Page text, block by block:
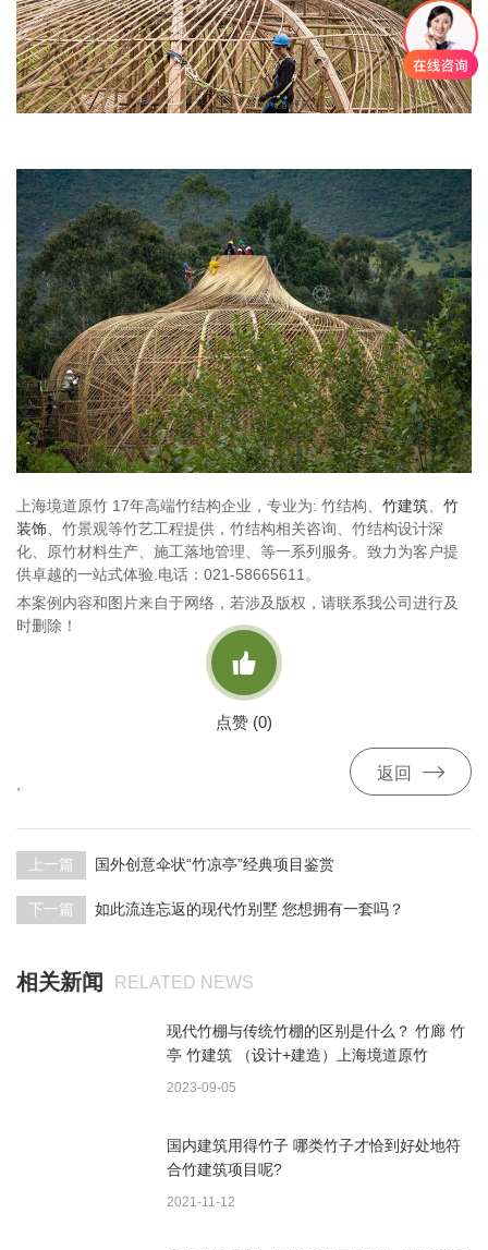
上海境道原竹 17年高端竹结构企业，专业为: 竹结构、 竹建筑
竹
装饰 、竹景观等竹艺工程提供，竹结构相关咨询、竹结构设计深
化、原竹材料生产、施工落地管理、等一系列服务。致力为客户提
供卓越的一站式体验.电话：021-58665611。
本案例内容和图片来自于网络，若涉及版权，请联系我公司进行及
时删除！

点赞 (0)
返回 
上一篇 国外创意伞状“竹凉亭”经典项目鉴赏
下一篇 如此流连忘返的现代竹别墅 您想拥有一套吗？
相关新闻 RELATED NEWS
现代竹棚与传统竹棚的区别是什么？ 竹廊 竹
亭 竹建筑 （设计+建造）上海境道原竹
2023-09-05
国内建筑用得竹子 哪类竹子才恰到好处地符
合竹建筑项目呢?
2021-11-12